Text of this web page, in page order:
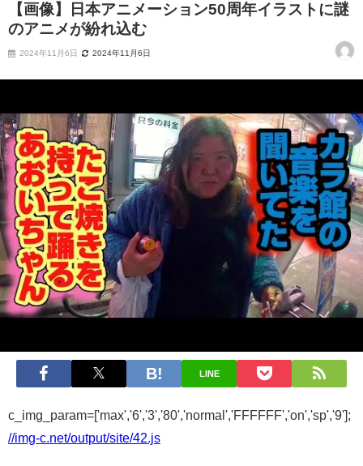
【画像】日本アニメーション50周年イラストに謎
のアニメが紛れ込む
2024年11月6日 2024年11月6日
LINE
c_img_param=['max','6','3','80','normal','FFFFFF','on','sp','9'];
//img-c.net/output/site/42.js